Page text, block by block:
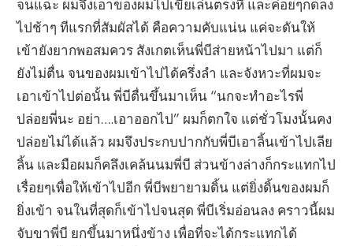
จนแฉะ ผมจึงเอาของผมไปเขี่ยเล่นตรงหี และค่อยๆกดลง
ไปช้าๆ ทีแรกที่สัมผัสได้ คือความคับแน่น แค่จะดันให้
เข้ายังยากพอสมควร สังเกตเห็นพี่บีส่ายหน้าไปมา แต่ก็
ยังไม่ตื่น จนของผมเข้าไปได้ครึ่งลำ และจังหวะที่ผมจะ
เอาเข้าไปต่อนั้น พี่บีตื่นขึ้นมาเห็น “นกจะทำอะไรพี่
ปล่อยพี่นะ อย่า….เอาออกไป” ผมก็ตกใจ แต่ชั่วโมงนั้นคง
ปล่อยไม่ได้แล้ว ผมจึงประกบปากกับพี่บีเอาลิ้นเข้าไปเลีย
ลิ้น และมือผมก็คลึงเคล้นนมพี่บี ส่วนข้างล่างก็กระแทกไป
เรื่อยๆเพื่อให้เข้าไปอีก พี่บีพยายามดิ้น แต่ยิ่งดิ้นของผมก็
ยิ่งเข้า จนในที่สุดก็เข้าไปจนสุด พี่บีเริ่มอ่อนลง คราวนี้ผม
จับขาพี่บี ยกขึ้นมาหนึ่งข้าง เพื่อที่จะได้กระแทกได้